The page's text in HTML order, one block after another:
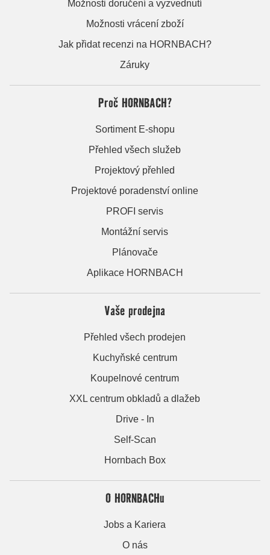
Možnosti doručení a vyzvednutí
Možnosti vrácení zboží
Jak přidat recenzi na HORNBACH?
Záruky
Proč HORNBACH?
Sortiment E-shopu
Přehled všech služeb
Projektový přehled
Projektové poradenství online
PROFI servis
Montážní servis
Plánovače
Aplikace HORNBACH
Vaše prodejna
Přehled všech prodejen
Kuchyňské centrum
Koupelnové centrum
XXL centrum obkladů a dlažeb
Drive - In
Self-Scan
Hornbach Box
O HORNBACHu
Jobs a Kariera
O nás